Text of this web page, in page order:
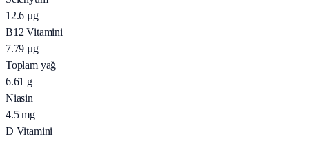
12.6 µg
B12 Vitamini
7.79 µg
Toplam yağ
6.61 g
Niasin
4.5 mg
D Vitamini